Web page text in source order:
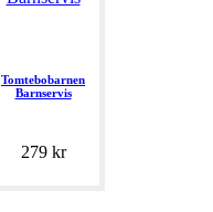
Tomtebobarnen
Barnservis
279 kr